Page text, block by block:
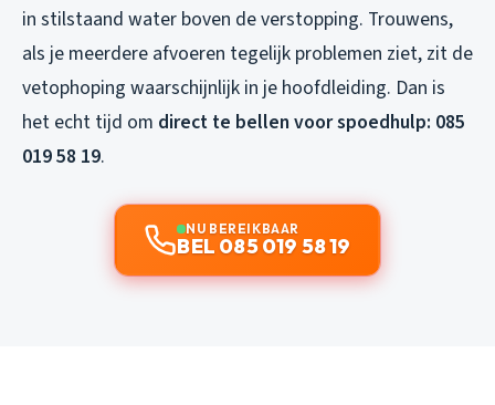
in stilstaand water boven de verstopping. Trouwens,
als je meerdere afvoeren tegelijk problemen ziet, zit de
vetophoping waarschijnlijk in je hoofdleiding. Dan is
het echt tijd om direct te bellen voor spoedhulp: 085
019 58 19.
NU BEREIKBAAR
BEL 085 019 58 19